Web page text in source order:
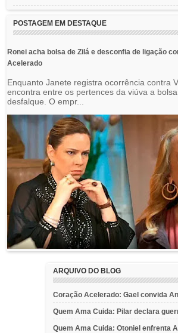
POSTAGEM EM DESTAQUE
Ronei acha bolsa de Zilá e desconfia de ligação
Acelerado
Enquanto Janete registra ocorrência contra
encontra entre os pertences da viúva a
desfalque. O empr...
ARQUIVO DO BLOG
Coração Acelerado: Gael convida
Quem Ama Cuida: Pilar declara
Quem Ama Cuida: Otoniel enfrenta